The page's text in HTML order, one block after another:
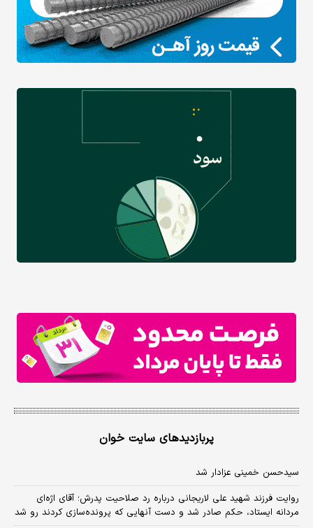
پربازدیدهای سایت خوان
سیدحسن خمینی عزادار شد
روایت فرزند شهید علی لاریجانی درباره رد صلاحیت پدرش؛ آقای اژه‌ای
مردانه ایستاد، حکم صادر شد و دست آنهایی که پرونده‌سازی کردند رو شد